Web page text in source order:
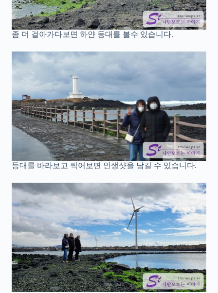
좀 더 걸아가다보면 하얀 등대를 볼수 있습니다.
등대를 바라보고 찍어보면 인생샷을 남길 수 있습니다.